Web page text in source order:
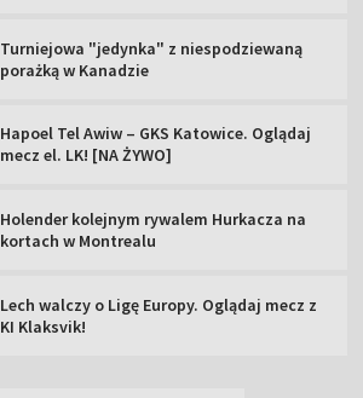
Turniejowa "jedynka" z niespodziewaną
porażką w Kanadzie
Hapoel Tel Awiw – GKS Katowice. Oglądaj
mecz el. LK! [NA ŻYWO]
Holender kolejnym rywalem Hurkacza na
kortach w Montrealu
Lech walczy o Ligę Europy. Oglądaj mecz z
KI Klaksvik!